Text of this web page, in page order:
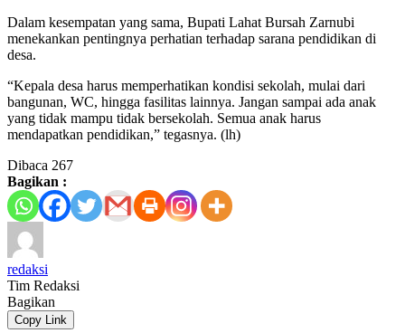
Dalam kesempatan yang sama, Bupati Lahat Bursah Zarnubi
menekankan pentingnya perhatian terhadap sarana pendidikan di
desa.
“Kepala desa harus memperhatikan kondisi sekolah, mulai dari
bangunan, WC, hingga fasilitas lainnya. Jangan sampai ada anak
yang tidak mampu tidak bersekolah. Semua anak harus
mendapatkan pendidikan,” tegasnya. (lh)
Dibaca 267
Bagikan :
redaksi
Tim Redaksi
Bagikan
Copy Link